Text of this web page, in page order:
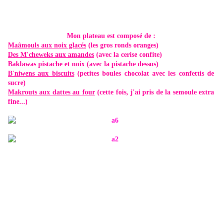
Mon plateau est composé de :
Maâmouls aux noix glacés (les gros ronds oranges)
Des M'cheweks aux amandes (avec la cerise confite)
Baklawas pistache et noix (avec la pistache dessus)
B'niwens aux biscuits(petites boules chocolat avec les confettis de
sucre)
Makrouts aux dattes au four(cette fois, j'ai pris de la semoule extra
fine...)